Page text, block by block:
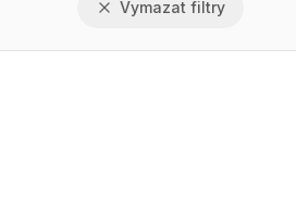
Vymazat filtry